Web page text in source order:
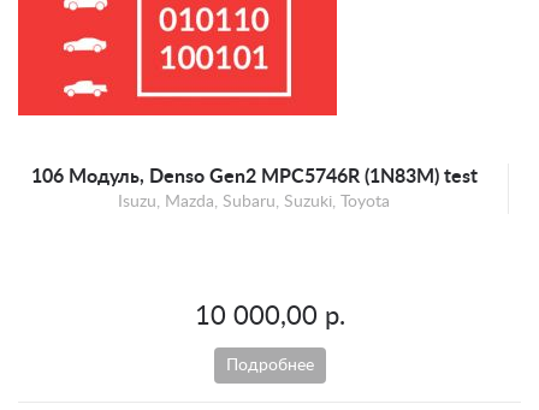
Volkswagen
106 Модуль, Denso Gen2 MPC5746R (1N83M) test
Isuzu, Mazda, Subaru, Suzuki, Toyota
10 000,00 р.
Подробнее